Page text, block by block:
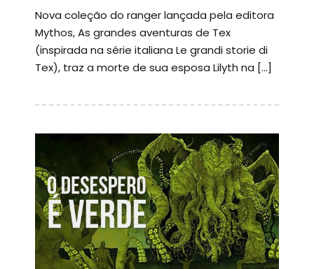
Nova coleção do ranger lançada pela editora
Mythos, As grandes aventuras de Tex
(inspirada na série italiana Le grandi storie di
Tex), traz a morte de sua esposa Lilyth na […]